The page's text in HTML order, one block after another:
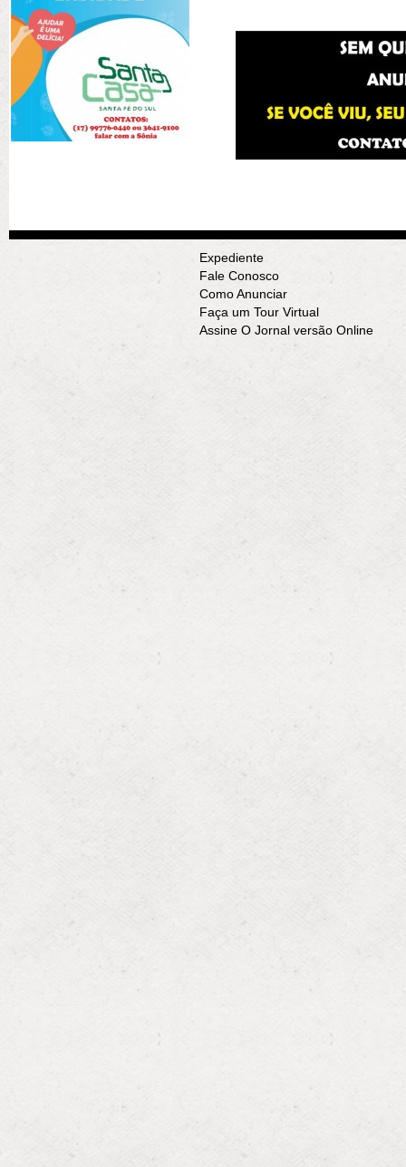
Expediente
Fale Conosco
Como Anunciar
Faça um Tour Virtual
Assine O Jornal versão Online